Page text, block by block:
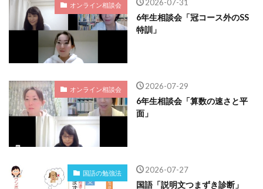
オンライン相談会 2026-07-31
6年生相談会「冠コース外のSS
特訓」
オンライン相談会 2026-07-29
6年生相談会「算数の速さと平
面」
国語の勉強法 2026-07-27
国語「説明文つまずき診断」